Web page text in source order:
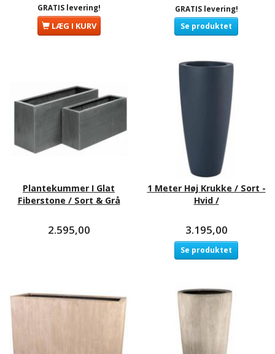
GRATIS levering!
LÆG I KURV
GRATIS levering!
Se produktet
Plantekummer I Glat
Fiberstone / Sort & Grå
2.595,00
1 Meter Høj Krukke / Sort -
Hvid /
3.195,00
Se produktet